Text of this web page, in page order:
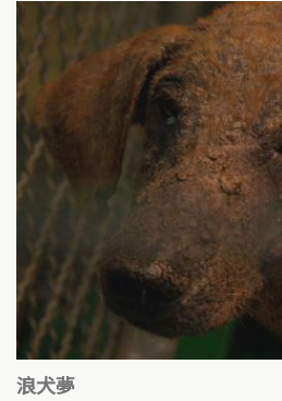
浪犬夢